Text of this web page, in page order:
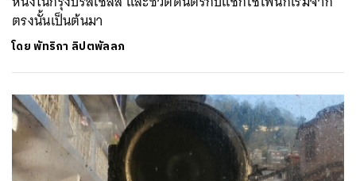
ตรงนั้นเป็นต้นมา
โดยพัทริกา ลิปตพัลลภ